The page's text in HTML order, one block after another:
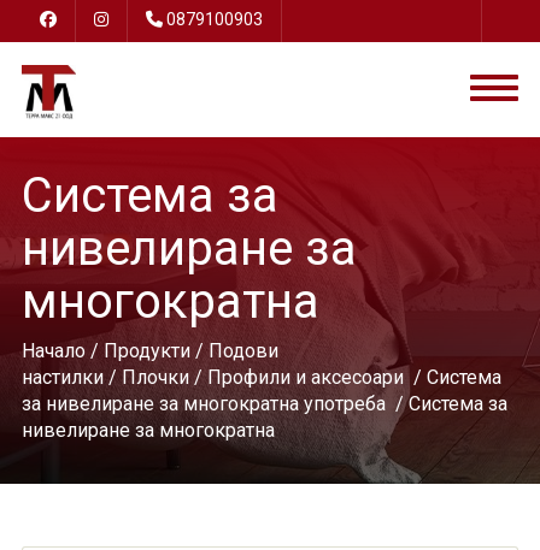
0879100903
Система за
нивелиране за
многократна
Начало/ Продукти/Подови
настилки/ Плочки/Профили и аксесоари / Система
за нивелиране за многократна употреба / Система за
нивелиране за многократна